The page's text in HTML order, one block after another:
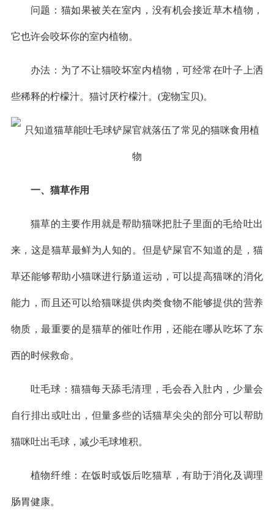
问题：猫如果被关在室内，没有机会接近草木植物，
它也许会咬坏你的室内植物。
办法：为了不让猫咬坏室内植物，可经常在叶子上洒
些稀释的柠檬汁。猫讨厌柠檬汁。(宠物宝贝)。
一、猫草作用
猫草的主要作用就是帮助猫咪把肚子里面的毛给吐出
来，这是猫草最鲜为人知的。但是铲屎官不知道的是，猫
草还能够帮助小猫咪进行肠道运动，可以提高猫咪的消化
能力，而且还可以给猫咪提供肉类食物不能够提供的营养
物质，最重要的是猫草的催吐作用，还能在哪从吃坏了东
西的时候救命。
吐毛球：猫猫每天舔毛清理，毛会吞入肚内，少量会
自行排出或吐出，但量多些的话猫草尖尖的部分可以帮助
猫咪吐出毛球，减少毛球堆积。
植物纤维：在饭时或饭后吃猫草，有助于消化及调理
肠胃健康。